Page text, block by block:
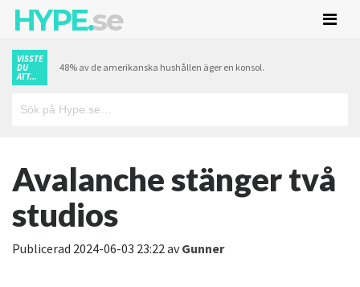
HYPE.se
VISSTE
DU
ATT...
48% av de amerikanska hushållen äger en konsol.
Avalanche stänger två
studios
Publicerad 2024-06-03 23:22avGunner